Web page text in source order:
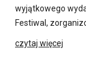
wyjątkowego
Festiwal,
czytaj więcej